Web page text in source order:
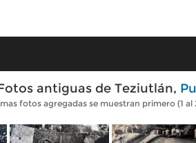
antiguas de Teziutlán,
fotos agregadas se muestran primero (1 al